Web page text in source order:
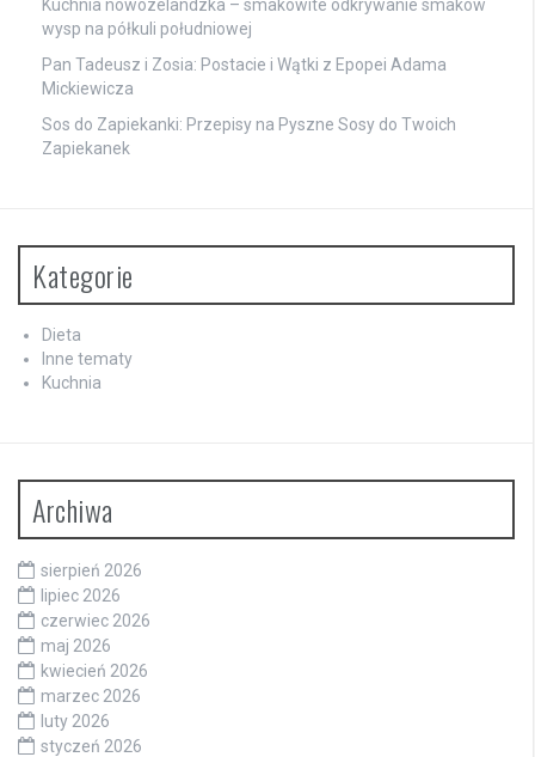
Kuchnia nowozelandzka – smakowite odkrywanie smaków
wysp na półkuli południowej
Pan Tadeusz i Zosia: Postacie i Wątki z Epopei Adama
Mickiewicza
Sos do Zapiekanki: Przepisy na Pyszne Sosy do Twoich
Zapiekanek
Kategorie
Dieta
Inne tematy
Kuchnia
Archiwa
sierpień 2026
lipiec 2026
czerwiec 2026
maj 2026
kwiecień 2026
marzec 2026
luty 2026
styczeń 2026